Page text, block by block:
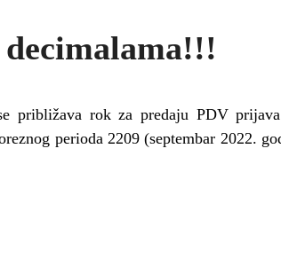
približava rok za predaju PDV
perioda 2209 (septembar 2022.